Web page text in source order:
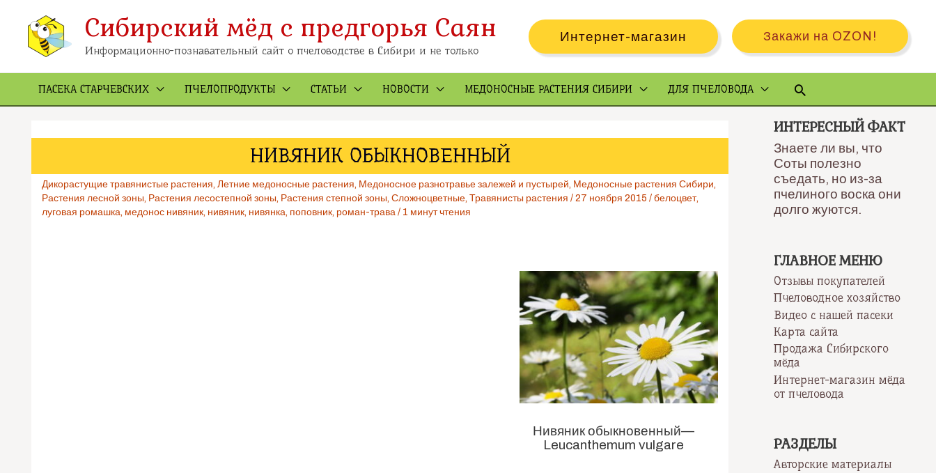
содержимомуСибирский мёд с предгорья Саян
Информационно-познавательный сайт о пчеловодстве в Сибири и не только
Интернет-магазин Закажи на OZON!
ПАСЕКА СТАРЧЕВСКИХ ПЧЕЛОПРОДУКТЫ СТАТЬИ НОВОСТИ МЕДОНОСНЫЕ РАСТЕНИЯ СИБИРИ ДЛЯ ПЧЕЛОВОДА Поиск
НИВЯНИК ОБЫКНОВЕННЫЙ
Дикорастущие травянистые растения, Летние медоносные растения, Медоносное разнотравье залежей и пустырей, Медоносные растения Сибири,
Растения лесной зоны, Растения лесостепной зоны, Растения степной зоны, Сложноцветные, Травянисты растения / 27 ноября 2015 / белоцвет,
луговая ромашка, медонос нивяник, нивяник, нивянка, поповник, роман-трава / 1 минут чтения
Нивяник обыкновенный—
Leucanthemum vulgare
ИНТЕРЕСНЫЙ ФАКТ
Знаете ли вы, что
Соты полезно
съедать, но из-за
пчелиного воска они
долго жуются.
ГЛАВНОЕ МЕНЮ
Отзывы покупателей
Пчеловодное хозяйство
Видео с нашей пасеки
Карта сайта
Продажа Сибирского
мёда
Интернет-магазин мёда
от пчеловода
РАЗДЕЛЫ
Авторские материалы